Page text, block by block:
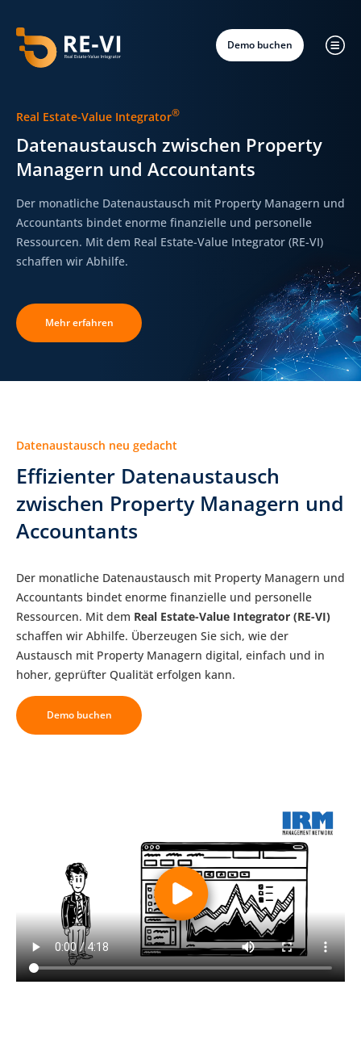
Demo buchen
Real Estate-Value Integrator®
Datenaustausch zwischen Property
Managern und Accountants
Der monatliche Datenaustausch mit Property Managern und
Accountants bindet enorme finanzielle und personelle
Ressourcen. Mit dem Real Estate-Value Integrator (RE-VI)
schaffen wir Abhilfe.
Mehr erfahren
Datenaustausch neu gedacht
Effizienter Datenaustausch
zwischen Property Managern und
Accountants
Der monatliche Datenaustausch mit Property Managern und
Accountants bindet enorme finanzielle und personelle
Ressourcen. Mit dem Real Estate-Value Integrator (RE-VI)
schaffen wir Abhilfe. Überzeugen Sie sich, wie der
Austausch mit Property Managern digital, einfach und in
hoher, geprüfter Qualität erfolgen kann.
Demo buchen